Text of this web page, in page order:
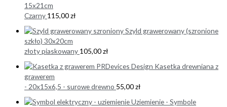
15x21cm
Czarny 115,00zł
Szyld grawerowany (szronione
szkło) 30x20cm
złoty piaskowany 105,00zł
Kasetka drewniana z
grawerem
- 20x15x6,5 - surowe drewno 55,00zł
Uziemienie - Symbole